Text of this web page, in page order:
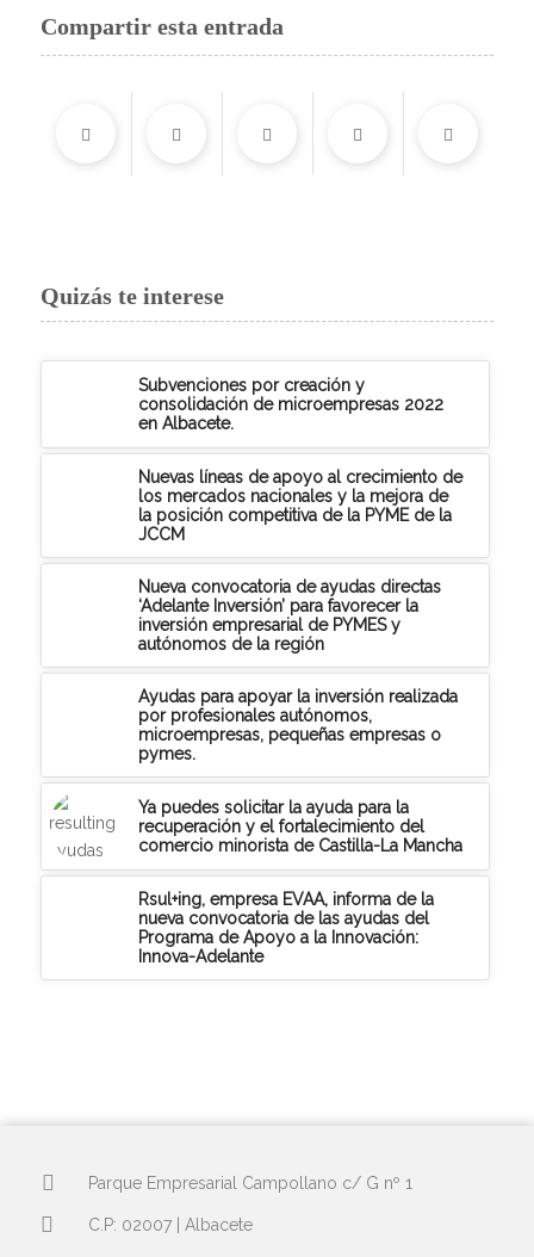
Compartir esta entrada
Quizás te interese
Subvenciones por creación y
consolidación de microempresas 2022
en Albacete.
Nuevas líneas de apoyo al crecimiento de
los mercados nacionales y la mejora de
la posición competitiva de la PYME de la
JCCM
Nueva convocatoria de ayudas directas
‘Adelante Inversión’ para favorecer la
inversión empresarial de PYMES y
autónomos de la región
Ayudas para apoyar la inversión realizada
por profesionales autónomos,
microempresas, pequeñas empresas o
pymes.
Ya puedes solicitar la ayuda para la
recuperación y el fortalecimiento del
comercio minorista de Castilla-La Mancha
Rsul+ing, empresa EVAA, informa de la
nueva convocatoria de las ayudas del
Programa de Apoyo a la Innovación:
Innova-Adelante
Parque Empresarial Campollano c/ G nº 1
C.P: 02007 | Albacete